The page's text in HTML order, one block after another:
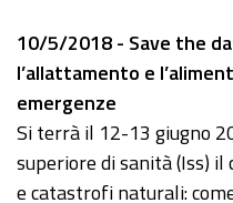
10/5/2018 - Save the
l’allattamento e
emergenze
Si terrà il 12-13 giugno
superiore di sanità (Iss)
e catastrofi naturali: